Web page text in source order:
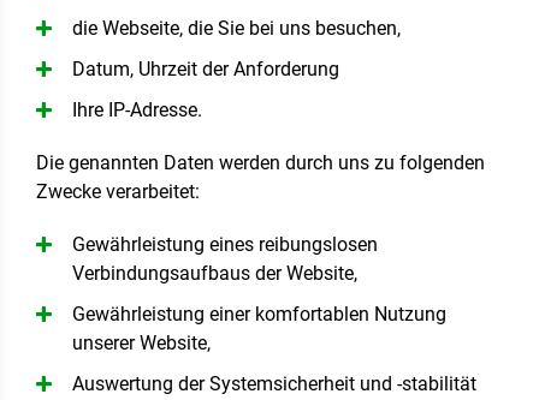
die Webseite, die Sie bei uns besuchen,
Datum, Uhrzeit der Anforderung
Ihre IP-Adresse.
Die genannten Daten werden durch uns zu folgenden
Zwecke verarbeitet:
Gewährleistung eines reibungslosen
Verbindungsaufbaus der Website,
Gewährleistung einer komfortablen Nutzung
unserer Website,
Auswertung der Systemsicherheit und -stabilität